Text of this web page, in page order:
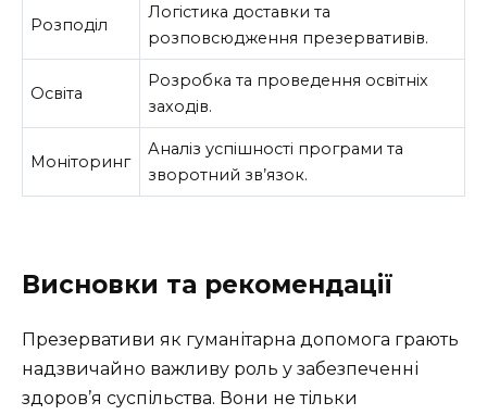
Розподіл
Логістика доставки та
розповсюдження презервативів.
Освіта
Розробка та проведення освітніх
заходів.
Моніторинг
Аналіз успішності програми та
зворотний зв’язок.
Висновки та рекомендації
Презервативи як гуманітарна допомога грають
надзвичайно важливу роль у забезпеченні
здоров’я суспільства. Вони не тільки